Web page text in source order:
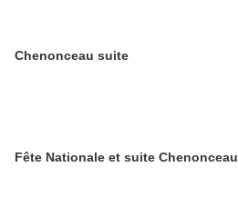
Chenonceau suite
Fête Nationale et suite Chenonceau